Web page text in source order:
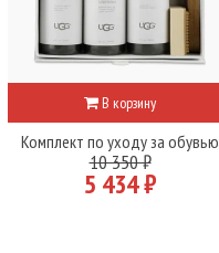
В корзину
Комплект по уходу за обувью
10 350 ₽
5 434 ₽